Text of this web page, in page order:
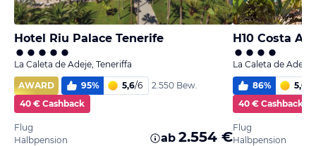
Hotel Riu Palace Tenerife
La Caleta de Adeje, Teneriffa
AWARD
95% 5,6/6
2.550 Bew.
40 € Cashback
Flug
Halbpension
ab 2.554 €
H10 Costa
La Caleta de Adeje,
86% 5,0
40 € Cashback
Flug
Halbpension